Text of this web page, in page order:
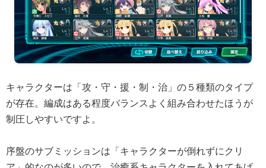
キャラクターは「攻・守・援・制・治」の５種類のタイプ
が存在。編成はある程度バランスよく組み合わせたほうが
制圧しやすいですよ。
序盤のサブミッションは「キャラクターが倒れずにクリ